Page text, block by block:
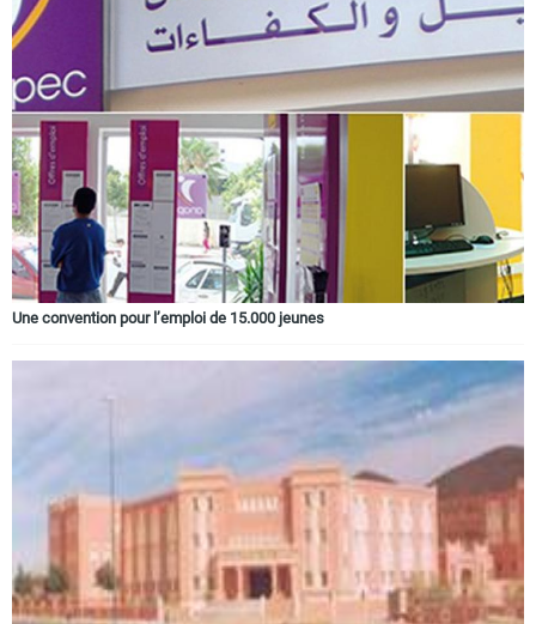
Une convention pour l’emploi de 15.000 jeunes